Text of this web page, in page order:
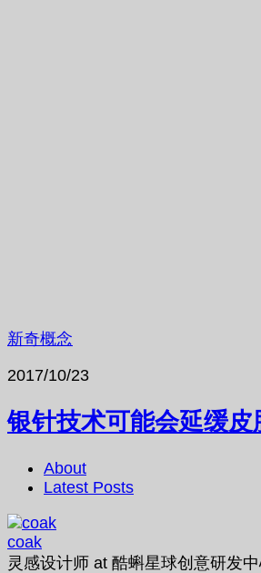
新奇概念
2017/10/23
银针技术可能会延缓皮
About
Latest Posts
coak
灵感设计师 at 酷蝌星球创意研发